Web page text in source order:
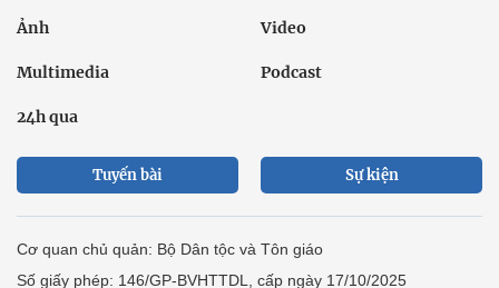
Ảnh Video
Multimedia Podcast
24h qua
Tuyến bài Sự kiện
Cơ quan chủ quản: Bộ Dân tộc và Tôn giáo
Số giấy phép: 146/GP-BVHTTDL, cấp ngày 17/10/2025